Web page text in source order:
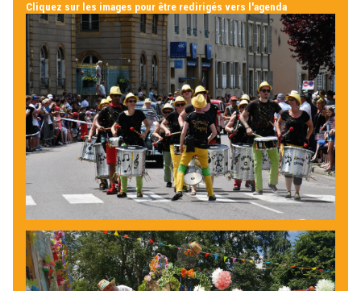
Cliquez sur les images pour être redirigés vers l'agenda